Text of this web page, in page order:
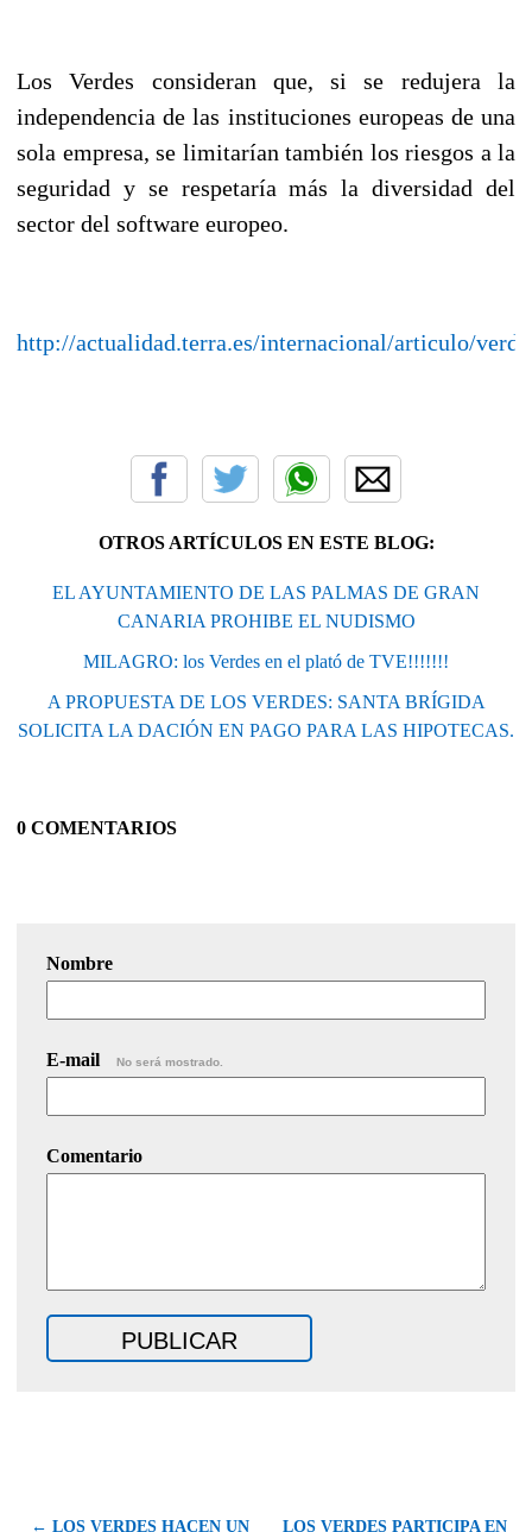
Los Verdes consideran que, si se redujera la
independencia de las instituciones europeas de una
sola empresa, se limitarían también los riesgos a la
seguridad y se respetaría más la diversidad del
sector del software europeo.
http://actualidad.terra.es/internacional/articulo/
OTROS ARTÍCULOS EN ESTE BLOG:
EL AYUNTAMIENTO DE LAS PALMAS DE GRAN
CANARIA PROHIBE EL NUDISMO
MILAGRO: los Verdes en el plató de TVE!!!!!!!
A PROPUESTA DE LOS VERDES: SANTA BRÍGIDA
SOLICITA LA DACIÓN EN PAGO PARA LAS HIPOTECAS.
0 COMENTARIOS
Nombre
E-mail No será mostrado.
Comentario
← LOS VERDES HACEN UN LOS VERDES PARTICIPA EN